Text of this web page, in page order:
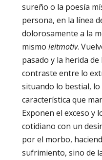
sureño o la poesía
persona, en la línea
dolorosamente a la
mismo leitmotiv.
pasado y la herida
contraste entre lo
situando lo bestial,
característica que
Exponen el exceso
cotidiano con un
por el morbo,
sufrimiento, sino de